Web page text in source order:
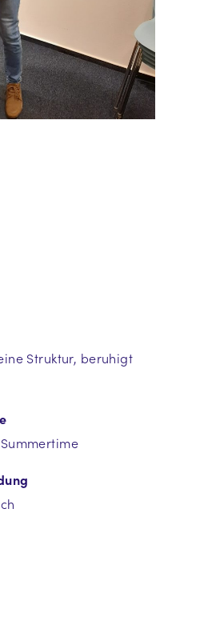
Struktur, beruhigt